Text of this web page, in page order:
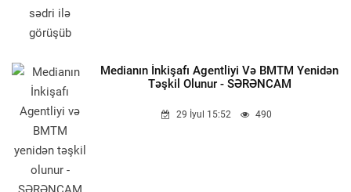
Medianın İnkişafı Agentliyi Və BMTM Yenidən
Təşkil Olunur - SƏRƏNCAM
29 İyul 15:52 490